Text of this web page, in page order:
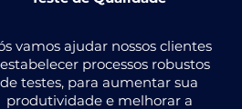
vamos ajudar nossos clientes
processos robustos
de testes, para aumentar sua
produtividade e melhorar a